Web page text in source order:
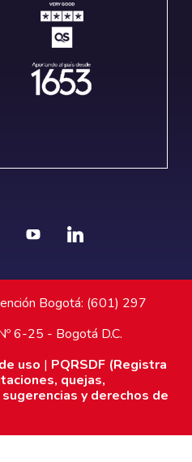
Bogotá: (601) 297
6-25 - Bogotá D.C.
uso | PQRSDF (Registra
quejas,
y derechos de